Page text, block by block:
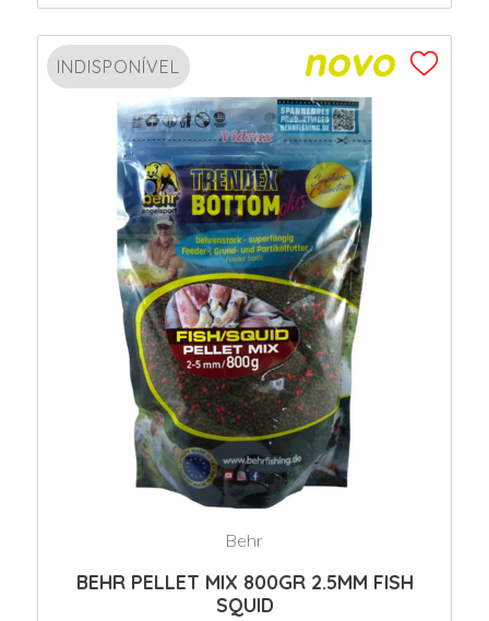
INDISPONÍVEL
Behr
BEHR PELLET MIX 800GR 2.5MM FISH
SQUID